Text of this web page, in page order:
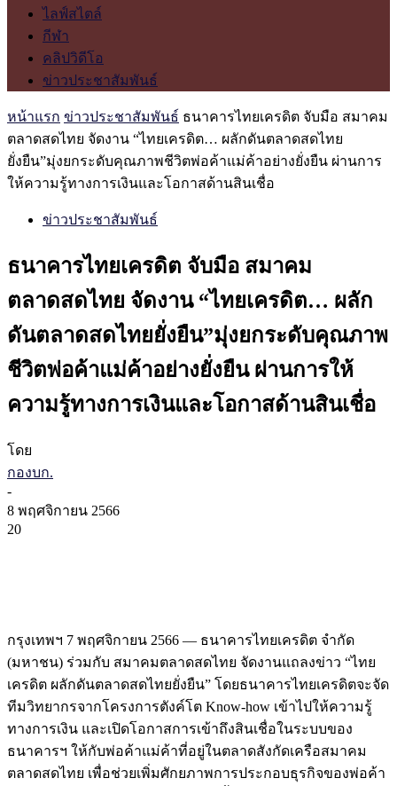
ไลฟ์สไตล์
กีฬา
คลิปวิดีโอ
ข่าวประชาสัมพันธ์
หน้าแรก ข่าวประชาสัมพันธ์ ธนาคารไทยเครดิต จับมือ สมาคม
ตลาดสดไทย จัดงาน “ไทยเครดิต… ผลักดันตลาดสดไทย
ยั่งยืน”มุ่งยกระดับคุณภาพชีวิตพ่อค้าแม่ค้าอย่างยั่งยืน ผ่านการ
ให้ความรู้ทางการเงินและโอกาสด้านสินเชื่อ
ข่าวประชาสัมพันธ์
ธนาคารไทยเครดิต จับมือ สมาคม
ตลาดสดไทย จัดงาน “ไทยเครดิต… ผลัก
ดันตลาดสดไทยยั่งยืน”มุ่งยกระดับคุณภาพ
ชีวิตพ่อค้าแม่ค้าอย่างยั่งยืน ผ่านการให้
ความรู้ทางการเงินและโอกาสด้านสินเชื่อ
โดย
กองบก.
-
8 พฤศจิกายน 2566
20
กรุงเทพฯ 7 พฤศจิกายน 2566 — ธนาคารไทยเครดิต จำกัด
(มหาชน) ร่วมกับ สมาคมตลาดสดไทย จัดงานแถลงข่าว “ไทย
เครดิต ผลักดันตลาดสดไทยยั่งยืน” โดยธนาคารไทยเครดิตจะจัด
ทีมวิทยากรจากโครงการตังค์โต Know-how เข้าไปให้ความรู้
ทางการเงิน และเปิดโอกาสการเข้าถึงสินเชื่อในระบบของ
ธนาคารฯ ให้กับพ่อค้าแม่ค้าที่อยู่ในตลาดสังกัดเครือสมาคม
ตลาดสดไทย เพื่อช่วยเพิ่มศักยภาพการประกอบธุรกิจของพ่อค้า